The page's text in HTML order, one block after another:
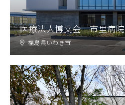
医療法人博文会 市里病院
福島県いわき市